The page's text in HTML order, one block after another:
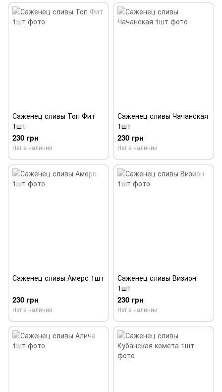
Саженец сливы Топ Фит
1шт
230 грн
Нет в наличии
Саженец сливы Чачанская
1шт
230 грн
Нет в наличии
Саженец сливы Амерс 1шт
230 грн
Нет в наличии
Саженец сливы Визион
1шт
230 грн
Нет в наличии